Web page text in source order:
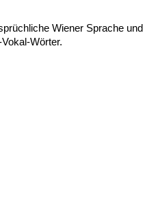
Wiener Sprache und
Wörter.